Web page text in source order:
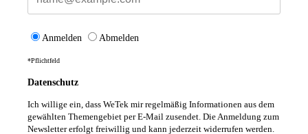
Anmelden Abmelden
*Pflichtfeld
Datenschutz
Ich willige ein, dass WeTek mir regelmäßig Informationen aus dem
gewählten Themengebiet per E-Mail zusendet. Die Anmeldung zum
Newsletter erfolgt freiwillig und kann jederzeit widerrufen werden.